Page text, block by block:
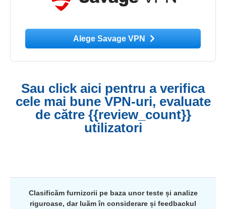
Alege Savage VPN
Sau click aici pentru a verifica
cele mai bune VPN-uri, evaluate
de către {{review_count}}
utilizatori
Clasificăm furnizorii pe baza unor teste și analize
riguroase, dar luăm în considerare și feedbackul